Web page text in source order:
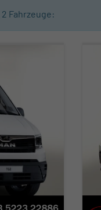
2 Fahrzeuge: